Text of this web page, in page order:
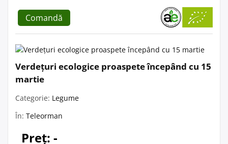
Comandă
Verdețuri ecologice proaspete începând cu 15
martie
Categorie: Legume
În: Teleorman
Preț: -